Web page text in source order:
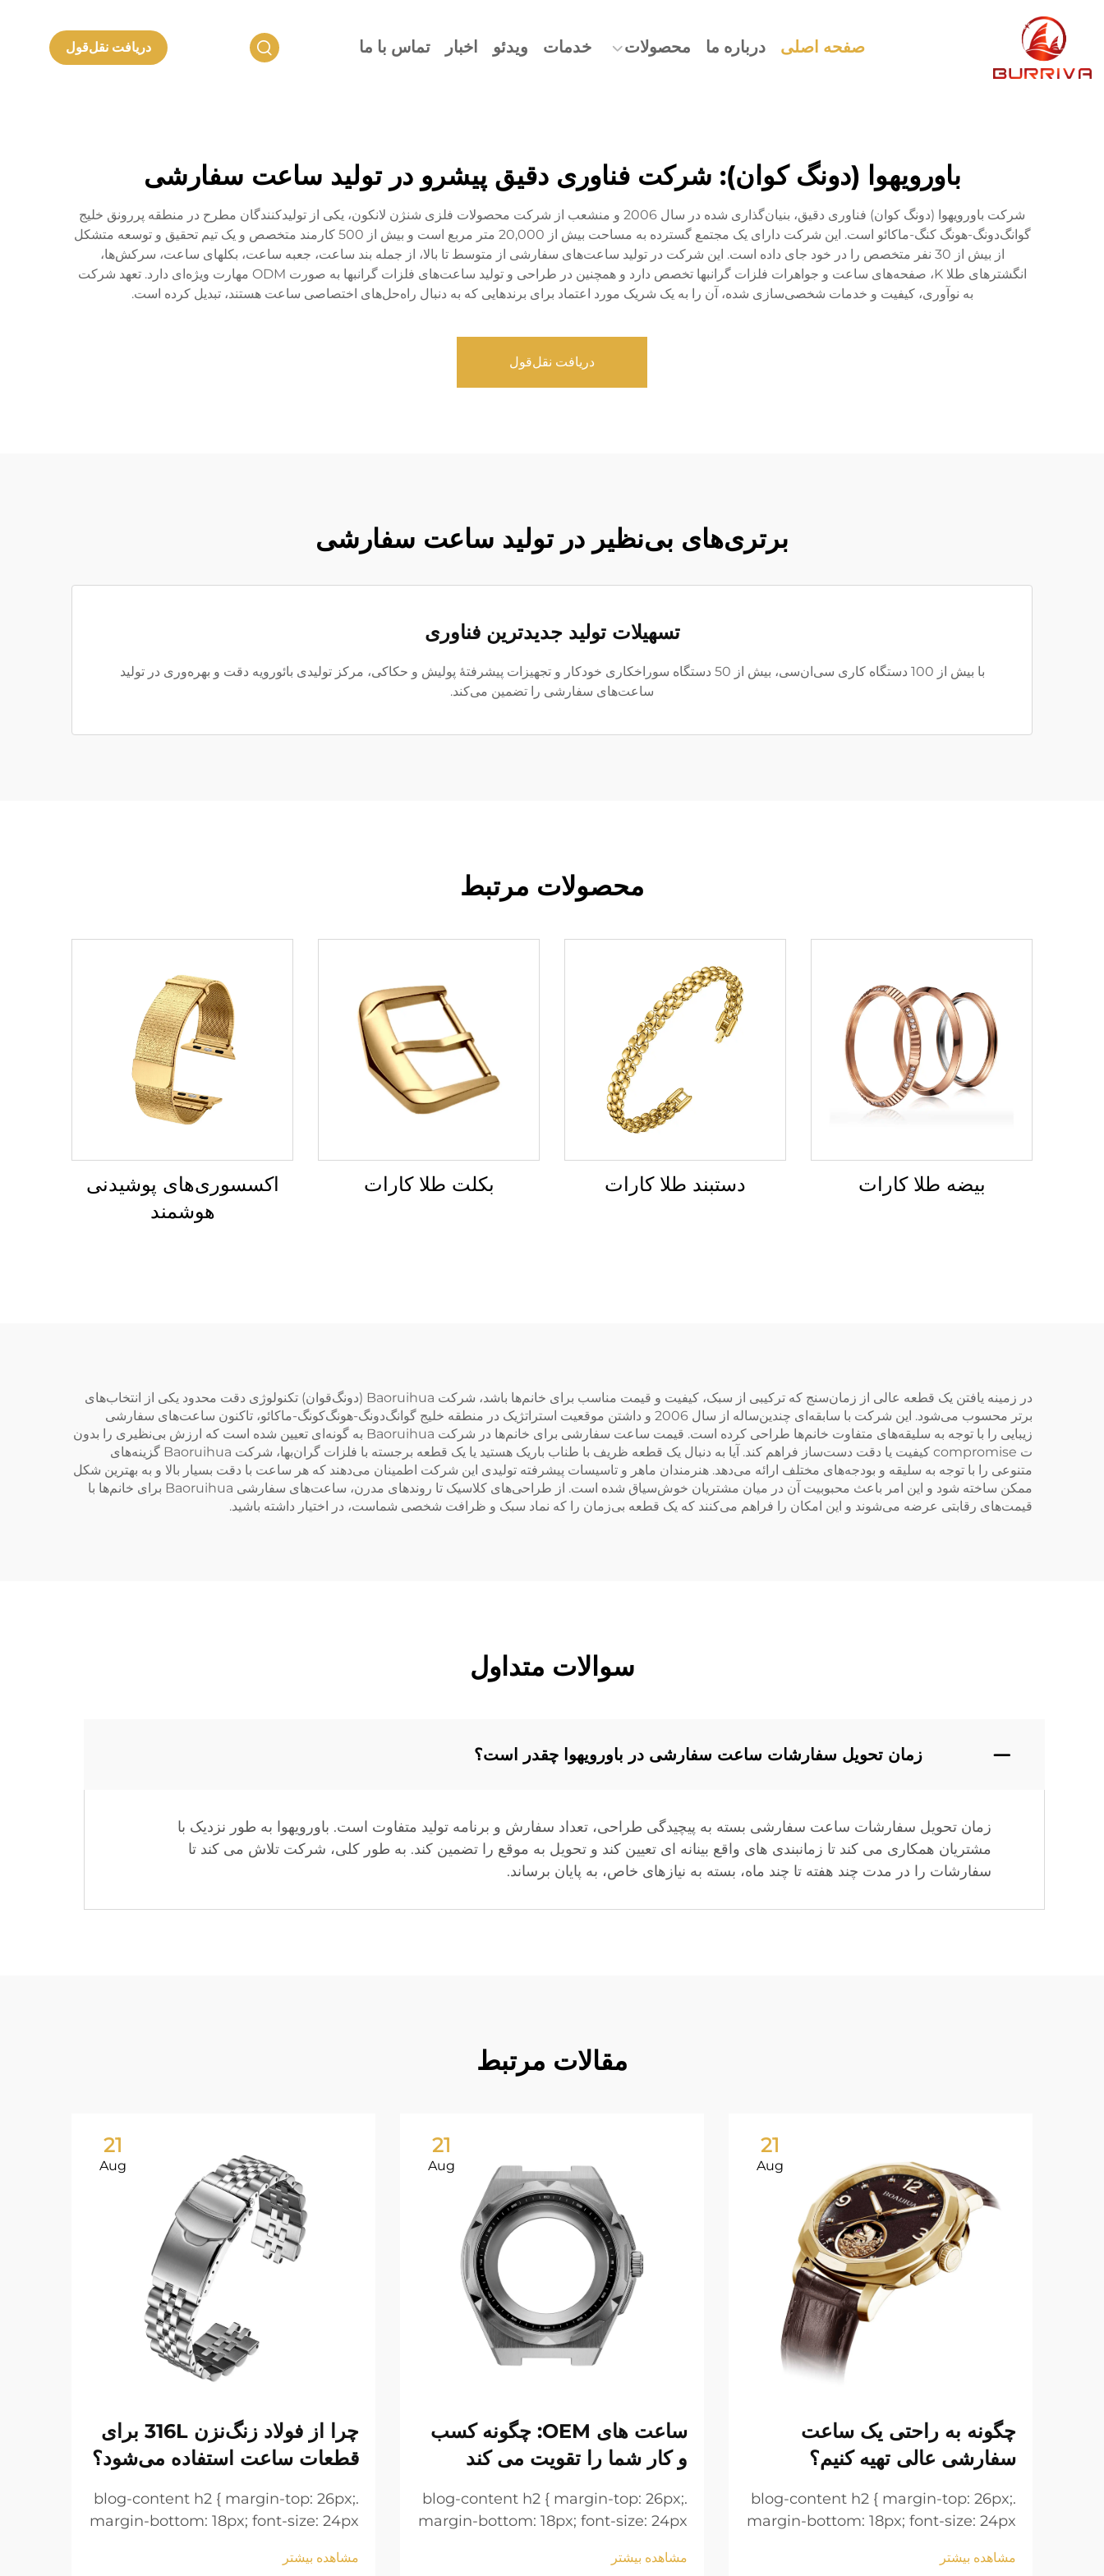
صفحه اصلی درباره ما محصولات خدمات ویدئو اخبار تماس با ما دریافت نقل‌قول
باورویهوا (دونگ کوان): شرکت فناوری دقیق پیشرو در تولید ساعت سفارشی
شرکت باورویهوا (دونگ کوان) فناوری دقیق، بنیان‌گذاری شده در سال 2006 و منشعب از شرکت محصولات فلزی شنژن لانکون، یکی از تولیدکنندگان مطرح در منطقه پررونق خلیج
گوانگ‌دونگ-هونگ کنگ-ماکائو است. این شرکت دارای یک مجتمع گسترده به مساحت بیش از 20,000 متر مربع است و بیش از 500 کارمند متخصص و یک تیم تحقیق و توسعه متشکل
از بیش از 30 نفر متخصص را در خود جای داده است. این شرکت در تولید ساعت‌های سفارشی از متوسط تا بالا، از جمله بند ساعت، جعبه ساعت، بکلهای ساعت، سرکش‌ها،
انگشترهای طلا K، صفحه‌های ساعت و جواهرات فلزات گرانبها تخصص دارد و همچنین در طراحی و تولید ساعت‌های فلزات گرانبها به صورت ODM مهارت ویژه‌ای دارد. تعهد شرکت
به نوآوری، کیفیت و خدمات شخصی‌سازی شده، آن را به یک شریک مورد اعتماد برای برندهایی که به دنبال راه‌حل‌های اختصاصی ساعت هستند، تبدیل کرده است.
دریافت نقل‌قول
برتری‌های بی‌نظیر در تولید ساعت سفارشی
تسهیلات تولید جدیدترین فناوری
با بیش از 100 دستگاه کاری سی‌ان‌سی، بیش از 50 دستگاه سوراخکاری خودکار و تجهیزات پیشرفتهٔ پولیش و حکاکی، مرکز تولیدی بائورویه دقت و بهره‌وری در تولید
ساعت‌های سفارشی را تضمین می‌کند.
محصولات مرتبط
بیضه طلا کارات دستبند طلا کارات بکلت طلا کارات
اکسسوری‌های پوشیدنی
هوشمند
در زمینه یافتن یک قطعه عالی از زمان‌سنج که ترکیبی از سبک، کیفیت و قیمت مناسب برای خانم‌ها باشد، شرکت Baoruihua (دونگ‌قوان) تکنولوژی دقت محدود یکی از انتخاب‌های
برتر محسوب می‌شود. این شرکت با سابقه‌ای چندین‌ساله از سال 2006 و داشتن موقعیت استراتژیک در منطقه خلیج گوانگ‌دونگ-هونگ‌کونگ-ماکائو، تاکنون ساعت‌های سفارشی
زیبایی را با توجه به سلیقه‌های متفاوت خانم‌ها طراحی کرده است. قیمت ساعت سفارشی برای خانم‌ها در شرکت Baoruihua به گونه‌ای تعیین شده است که ارزش بی‌نظیری را بدون
ت compromise کیفیت یا دقت دست‌ساز فراهم کند. آیا به دنبال یک قطعه ظریف با طناب باریک هستید یا یک قطعه برجسته با فلزات گران‌بها، شرکت Baoruihua گزینه‌های
متنوعی را با توجه به سلیقه و بودجه‌های مختلف ارائه می‌دهد. هنرمندان ماهر و تاسیسات پیشرفته تولیدی این شرکت اطمینان می‌دهند که هر ساعت با دقت بسیار بالا و به بهترین شکل
ممکن ساخته شود و این امر باعث محبوبیت آن در میان مشتریان خوش‌سیاق شده است. از طراحی‌های کلاسیک تا روندهای مدرن، ساعت‌های سفارشی Baoruihua برای خانم‌ها با
قیمت‌های رقابتی عرضه می‌شوند و این امکان را فراهم می‌کنند که یک قطعه بی‌زمان را که نماد سبک و ظرافت شخصی شماست، در اختیار داشته باشید.
سوالات متداول
زمان تحویل سفارشات ساعت سفارشی در باورویهوا چقدر است؟
زمان تحویل سفارشات ساعت سفارشی بسته به پیچیدگی طراحی، تعداد سفارش و برنامه تولید متفاوت است. باورویهوا به طور نزدیک با
مشتریان همکاری می کند تا زمانبندی های واقع بینانه ای تعیین کند و تحویل به موقع را تضمین کند. به طور کلی، شرکت تلاش می کند تا
سفارشات را در مدت چند هفته تا چند ماه، بسته به نیازهای خاص، به پایان برساند.
مقالات مرتبط
21
Aug
چگونه به راحتی یک ساعت
سفارشی عالی تهیه کنیم؟
.blog-content h2 { margin-top: 26px;
margin-bottom: 18px; font-size: 24px
height: normal; } .blog-content h3 {
مشاهده بیشتر
21
Aug
ساعت های OEM: چگونه کسب
و کار شما را تقویت می کند
.blog-content h2 { margin-top: 26px;
margin-bottom: 18px; font-size: 24px
height: normal; } .blog-content h3 {
مشاهده بیشتر
21
Aug
چرا از فولاد زنگ‌نزن 316L برای
قطعات ساعت استفاده می‌شود؟
.blog-content h2 { margin-top: 26px;
margin-bottom: 18px; font-size: 24px
height: normal; } .blog-content h3 {
مشاهده بیشتر